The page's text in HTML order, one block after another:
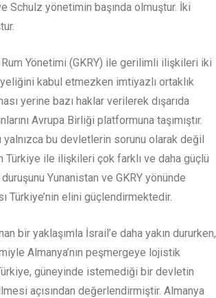
Schulz yönetimin başında olmuştur. İki
Rum Yönetimi (GKRY) ile gerilimli ilişkileri iki
kabul etmezken imtiyazlı ortaklık
yerine bazı haklar verilerek dışarıda
Avrupa Birliği platformuna taşımıştır.
bu devletlerin sorunu olarak değil
Türkiye ile ilişkileri çok farklı ve daha güçlü
Yunanistan ve GKRY yönünde
Türkiye’nin elini güçlendirmektedir.
bir yaklaşımla İsrail’e daha yakın dururken,
Almanya’nın peşmergeye lojistik
güneyinde istemediği bir devletin
açısından değerlendirmiştir. Almanya